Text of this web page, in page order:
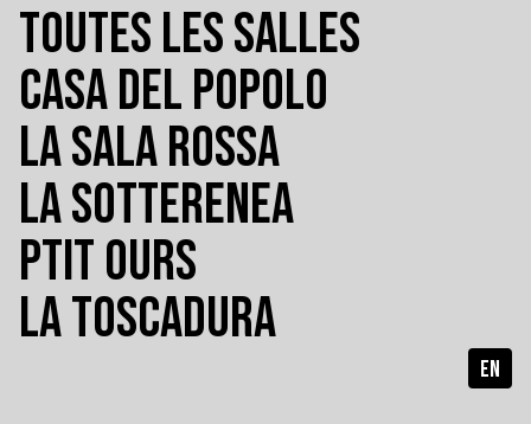
TOUTES LES SALLES
CASA DEL POPOLO
LA SALA ROSSA
LA SOTTERENEA
PTIT OURS
LA TOSCADURA
EN